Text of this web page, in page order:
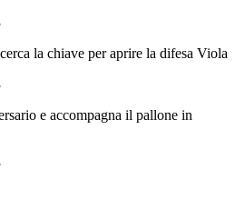
la chiave per aprire la difesa Viola
e accompagna il pallone in